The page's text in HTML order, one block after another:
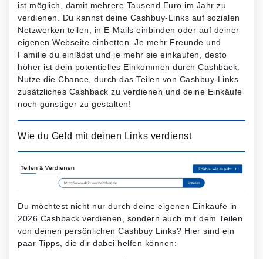
ist möglich, damit mehrere Tausend Euro im Jahr zu
verdienen. Du kannst deine Cashbuy-Links auf sozialen
Netzwerken teilen, in E-Mails einbinden oder auf deiner
eigenen Webseite einbetten. Je mehr Freunde und
Familie du einlädst und je mehr sie einkaufen, desto
höher ist dein potentielles Einkommen durch Cashback.
Nutze die Chance, durch das Teilen von Cashbuy-Links
zusätzliches Cashback zu verdienen und deine Einkäufe
noch günstiger zu gestalten!
Wie du Geld mit deinen Links verdienst
Du möchtest nicht nur durch deine eigenen Einkäufe in
2026 Cashback verdienen, sondern auch mit dem Teilen
von deinen persönlichen Cashbuy Links? Hier sind ein
paar Tipps, die dir dabei helfen können: